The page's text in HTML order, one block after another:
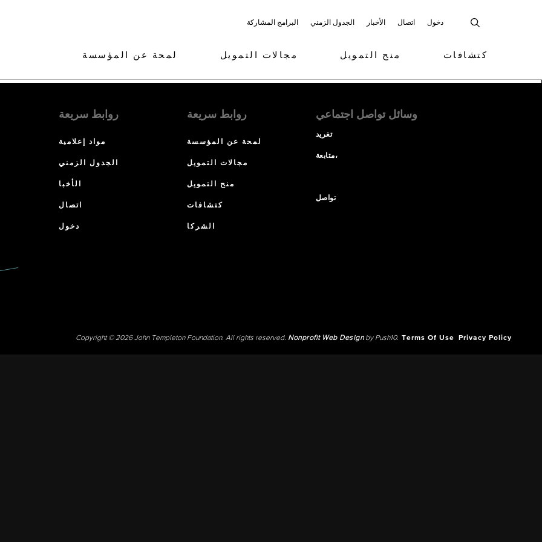
البرامج المشاركة الجدول الزمني الأخبار اتصال دخول
لمحة عن المؤسسة مجالات التمويل منح التمويل كتشافات
روابط سريعة
مواد إعلامية
الجدول الزمني
الأخبا
اتصال
دخول
روابط سريعة
لمحة عن المؤسسة
مجالات التمويل
منح التمويل
كتشافات
الشركا
وسائل تواصل اجتماعي
تغريد
متابعة،
تواصل
Copyright © 2026 John Templeton Foundation. All rights reserved. Nonprofit Web Designby Push10. Terms Of Use Privacy Policy